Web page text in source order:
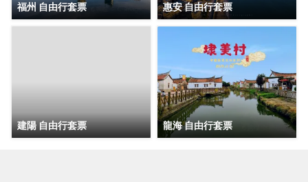
福州 自由行套票 惠安 自由行套票
建陽 自由行套票 龍海 自由行套票